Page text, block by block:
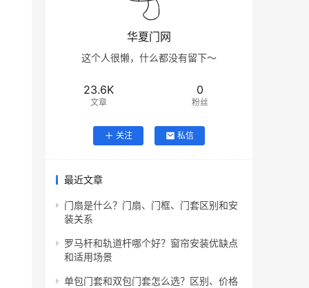
华夏门网
这个人很懒，什么都没有留下～
23.6K
文章
0
粉丝
关注 私信
最近文章
门扇是什么？门扇、门框、门套区别和安
装关系
罗马杆和轨道杆哪个好？窗帘安装优缺点
和适用场景
单包门套和双包门套怎么选？区别、价格